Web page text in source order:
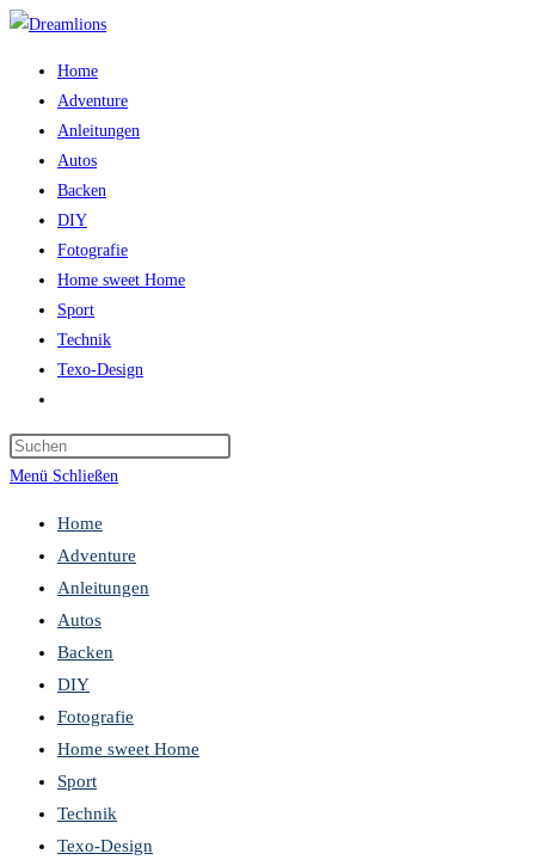
Zum
springen
Home
Adventure
Anleitungen
Autos
Backen
DIY
Fotografie
Home sweet Home
Sport
Technik
Texo-Design
umschalten
Menü Schließen
Home
Adventure
Anleitungen
Autos
Backen
DIY
Fotografie
Home sweet Home
Sport
Technik
Texo-Design